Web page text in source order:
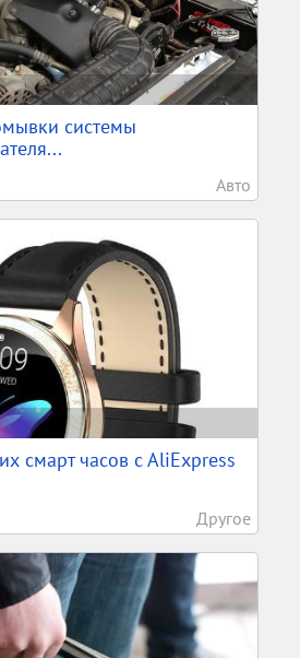
системы
Авто
смарт часов c AliExpress
Другое